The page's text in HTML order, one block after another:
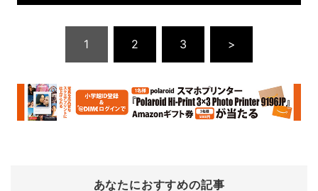
1 2 3 >
あなたにおすすめの記事